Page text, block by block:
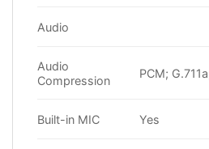
Audio
Audio
Compression
PCM;
Built-in MIC Yes